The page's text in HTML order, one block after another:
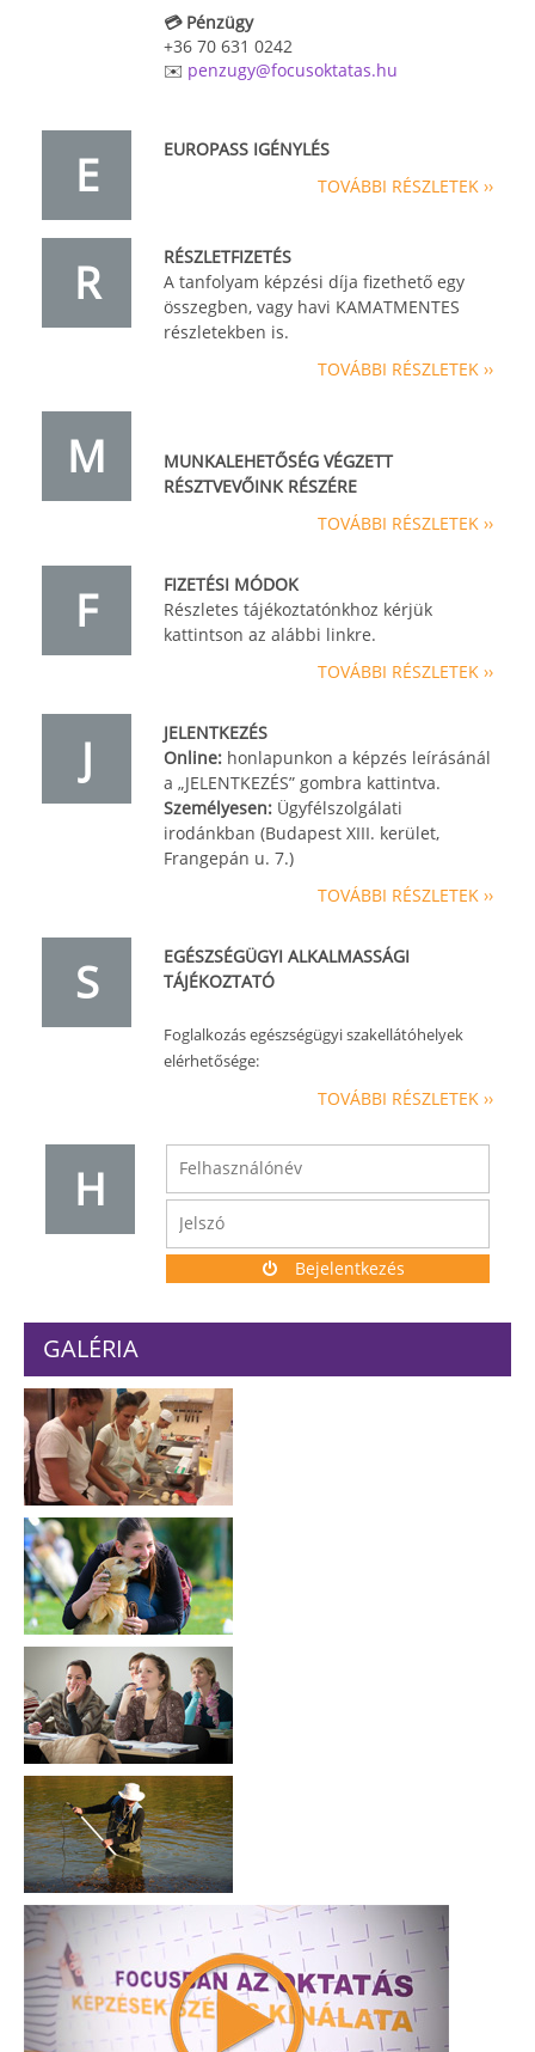
💳 Pénzügy
+36 70 631 0242
✉️ penzugy@focusoktatas.hu
E
EUROPASS IGÉNYLÉS
TOVÁBBI RÉSZLETEK ››
R
RÉSZLETFIZETÉS
A tanfolyam képzési díja fizethető egy
összegben, vagy havi KAMATMENTES
részletekben is.
TOVÁBBI RÉSZLETEK ››
M
MUNKALEHETŐSÉG VÉGZETT
RÉSZTVEVŐINK RÉSZÉRE
TOVÁBBI RÉSZLETEK ››
F
FIZETÉSI MÓDOK
Részletes tájékoztatónkhoz kérjük
kattintson az alábbi linkre.
TOVÁBBI RÉSZLETEK ››
J
JELENTKEZÉS
Online: honlapunkon a képzés leírásánál
a „JELENTKEZÉS” gombra kattintva.
Személyesen: Ügyfélszolgálati
irodánkban (Budapest XIII. kerület,
Frangepán u. 7.)
TOVÁBBI RÉSZLETEK ››
S
EGÉSZSÉGÜGYI ALKALMASSÁGI
TÁJÉKOZTATÓ
Foglalkozás egészségügyi szakellátóhelyek
elérhetősége:
TOVÁBBI RÉSZLETEK ››
H
Bejelentkezés
GALÉRIA